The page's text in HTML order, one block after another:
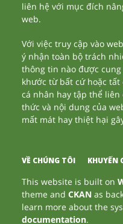
liên hệ với mục đích
web.
Với việc truy cập vào
ý nhận toàn bộ trách
thông tin nào được
khước từ bất cứ hoặc
cá nhân hay tập thể
thức và nội dung của
mất mát hay thiệt hại
VỀ CHÚNG TÔI KHUYẾN
This website is built on
theme andCKAN as
learn more about the
documentation.